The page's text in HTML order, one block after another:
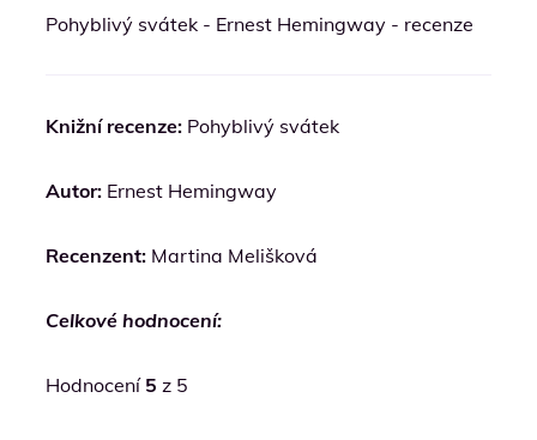
Pohyblivý svátek - Ernest Hemingway - recenze
Knižní recenze: Pohyblivý svátek
Autor: Ernest Hemingway
Recenzent: Martina Melišková
Celkové hodnocení:
Hodnocení 5 z 5